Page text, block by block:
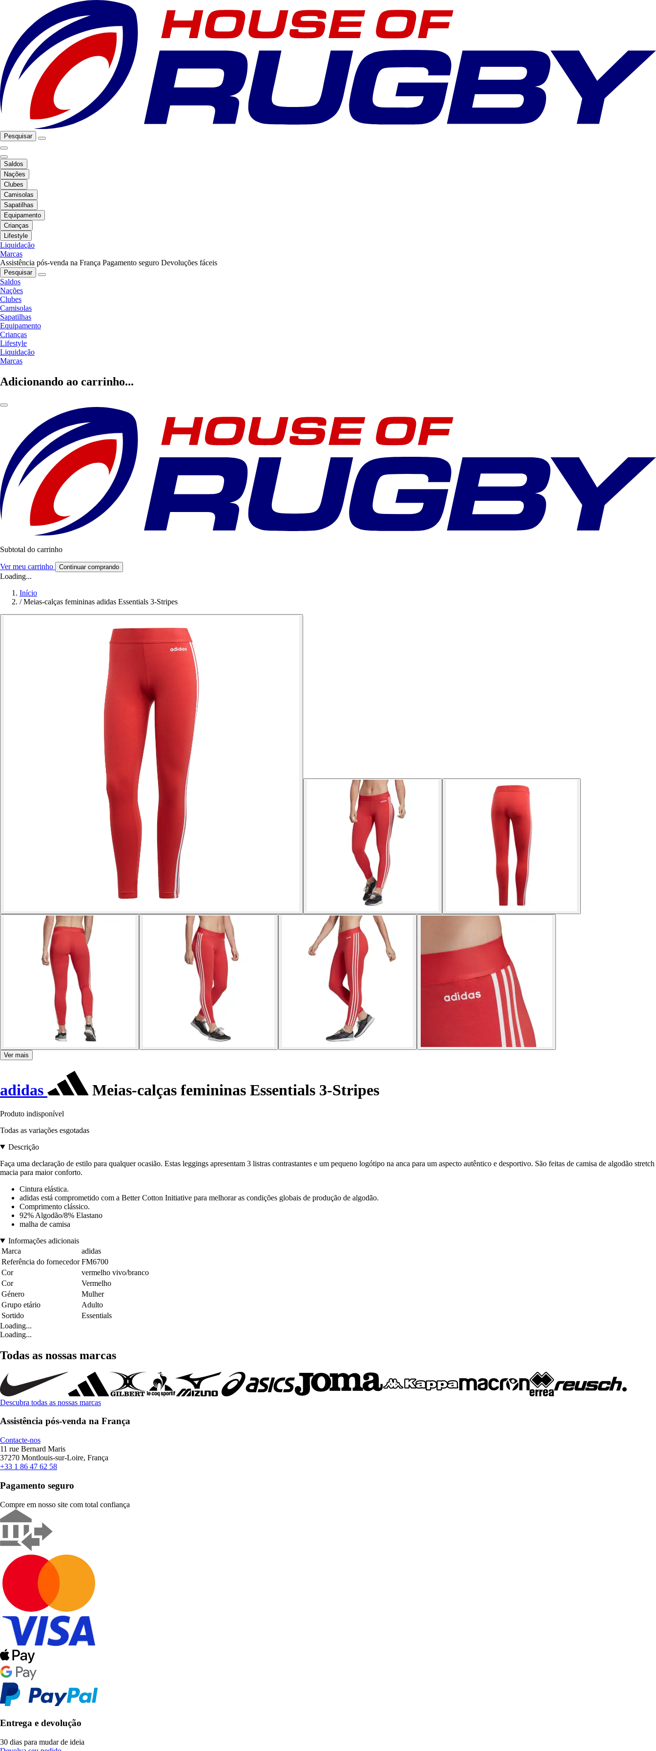
Pesquisar
Saldos
Nações
Clubes
Camisolas
Sapatilhas
Equipamento
Crianças
Lifestyle
Liquidação
Marcas
Assistência pós-venda na França Pagamento seguro Devoluções fáceis
Pesquisar
Saldos
Nações
Clubes
Camisolas
Sapatilhas
Equipamento
Crianças
Lifestyle
Liquidação
Marcas
Adicionando ao carrinho...
Subtotal do carrinho
Ver meu carrinho Continuar comprando
Loading...
Início
/ Meias-calças femininas adidas Essentials 3-Stripes
Ver mais
adidas Meias-calças femininas Essentials 3-Stripes
Produto indisponível
Todas as variações esgotadas
Descrição
Faça uma declaração de estilo para qualquer ocasião. Estas leggings apresentam 3 listras contrastantes e um pequeno logótipo na anca para um aspecto autêntico e desportivo. São feitas de camisa de algodão stretch
macia para maior conforto.
Cintura elástica.
adidas está comprometido com a Better Cotton Initiative para melhorar as condições globais de produção de algodão.
Comprimento clássico.
92% Algodão/8% Elastano
malha de camisa
Informações adicionais
Marca
adidas
Referência do fornecedor FM6700
Cor
vermelho vivo/branco
Cor
Vermelho
Género
Mulher
Grupo etário
Adulto
Sortido
Essentials
Loading...
Loading...
Todas as nossas marcas
Descubra todas as nossas marcas
Assistência pós-venda na França
Contacte-nos
11 rue Bernard Maris
37270 Montlouis-sur-Loire, França
+33 1 86 47 62 58
Pagamento seguro
Compre em nosso site com total confiança
Entrega e devolução
30 dias para mudar de ideia